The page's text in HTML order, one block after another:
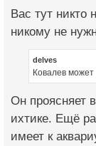
Вас тут никто
никому не
delves
Ковалев может
Он проясняет
ихтике. Ещё
имеет к